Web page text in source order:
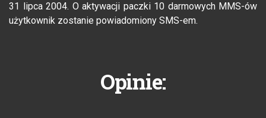
31 lipca 2004. O aktywacji paczki 10 darmowych MMS-ów
użytkownik zostanie powiadomiony SMS-em.
Opinie: